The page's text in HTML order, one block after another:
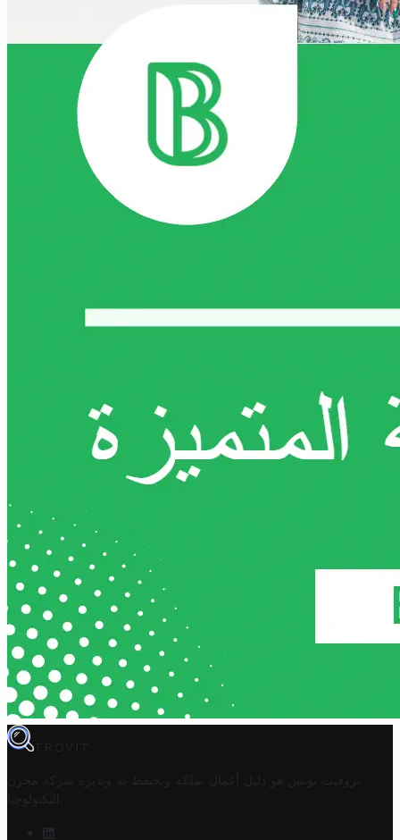
TROVIT
تروفيت تونس هو دليل أعمال تملكه وتحتفظ به وتديره
شركة مخزن
التكنولوجيا